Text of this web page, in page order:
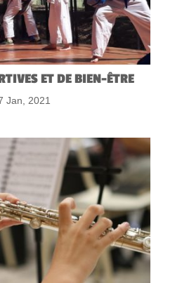
ET DE BIEN-ÊTRE
Jan, 2021